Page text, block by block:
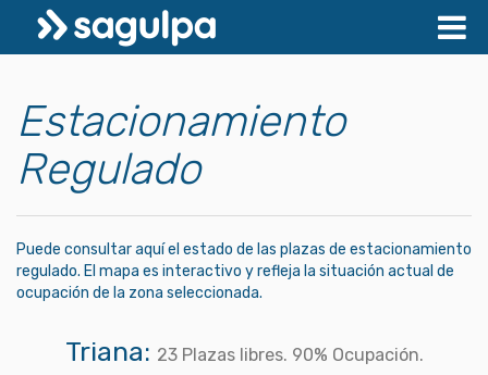
Estacionamiento
Regulado
Puede consultar aquí el estado de las plazas de estacionamiento
regulado. El mapa es interactivo y refleja la situación actual de
ocupación de la zona seleccionada.
Triana: 23Plazas libres. 90% Ocupación.